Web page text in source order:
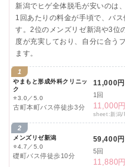
新潟でヒゲ全体脱毛が安いのは
1回あたりの料金が手頃で、バ
す。2位のメンズリゼ新潟や3位
度が充実しており、自分に合う
ます。
1
やまもと形成外科クリニッ
ク
⭐3.0／5.0
古町本町バス停徒歩3分
11,000円
1回
11,000
sheet:新潟/
2
メンズリゼ新潟
⭐4.7／5.0
礎町バス停徒歩10分
59,400円
5回
11,880